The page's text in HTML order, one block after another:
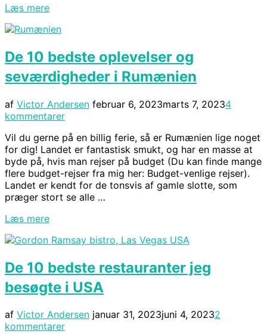
Læs mere“Mine
dyreoplevelser”
De 10 bedste oplevelser og
seværdigheder i Rumænien
af Victor AndersenUdgivet
februar 6, 2023marts 7, 20234
kommentarer
Vil du gerne på en billig ferie, så er Rumænien lige noget
for dig! Landet er fantastisk smukt, og har en masse at
byde på, hvis man rejser på budget (Du kan finde mange
flere budget-rejser fra mig her: Budget-venlige rejser).
Landet er kendt for de tonsvis af gamle slotte, som
præger stort se alle …
Læs mere“De
bedste
og
seværdigheder
i
De 10 bedste restauranter jeg
besøgte i USA
af Victor AndersenUdgivet
januar 31, 2023juni 4, 20232
kommentarer